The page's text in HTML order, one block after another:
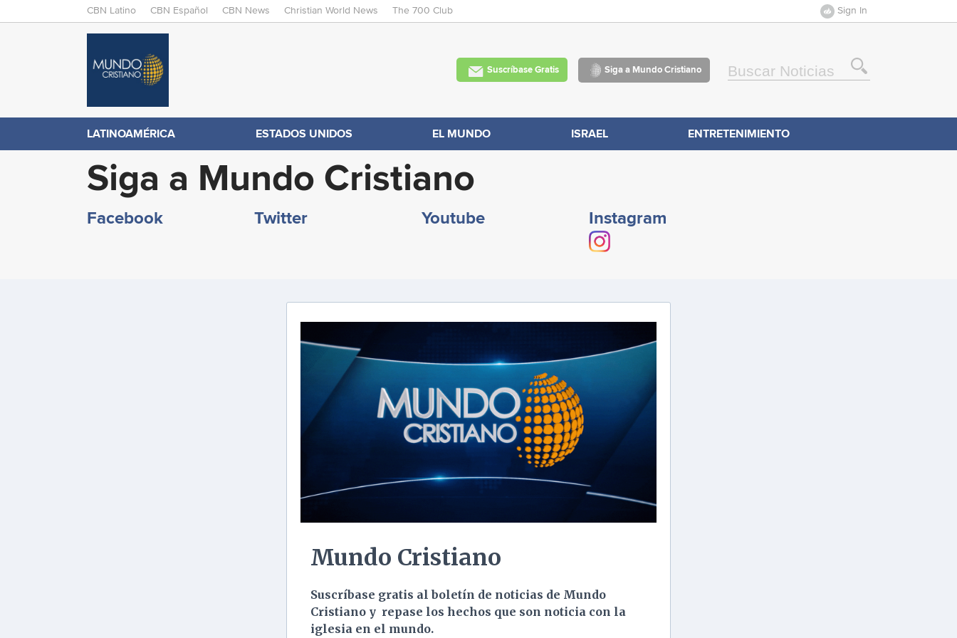
Skip
M
A
N
E
N
CBN Latino CBN Español CBN News Christian World News The 700 Club
C
B
N
.
c
o
Sign In
Suscríbase Gratis Siga a Mundo Cristiano
LATINOAMÉRICA ESTADOS UNIDOS EL MUNDO ISRAEL ENTRETENIMIENTO
Siga a Mundo Cristiano
Facebook Twitter Youtube Instagram
Mundo Cristiano
Suscríbase gratis al boletí­n de noticias de Mundo
Cristiano y repase los hechos que son noticia con la
iglesia en el mundo.